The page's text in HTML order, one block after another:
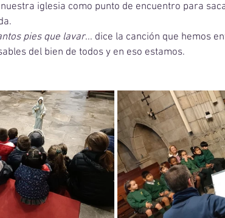
iglesia como punto de encuentro para
pies que lavar... dice la canción que hemos
del bien de todos y en eso estamos.